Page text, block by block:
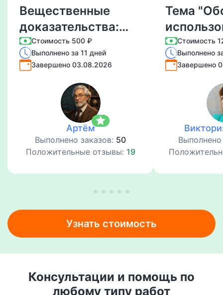
Вещественные
доказательства:
понятие, признаки,
процессуальный
порядок
приобщения и
хранения.
Стоимость 500 ₽
Выполнено за 11 дней
Завершено 03.08.2026
star
Артём
Выполнено заказов: 50
Положительные отзывы: 19
Тема
бизнесе".
Стоимость
Выполнено
Завершено
Узнать стоимость
Консультации и помощь по
любому типу работ